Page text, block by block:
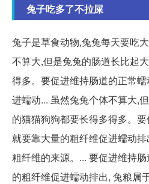
兔子吃多了不拉屎
兔子是草食动物,兔兔每天要吃
不算大,但是兔兔的肠道长比起
得多。要促进维持肠道的正常
进蠕动... 虽然兔兔个体不算大,
的猫猫狗狗都要长得多得多。
就要靠大量的粗纤维促进蠕动
粗纤维的来源。... 要促进维持
的粗纤维促进蠕动排出, 兔粮属